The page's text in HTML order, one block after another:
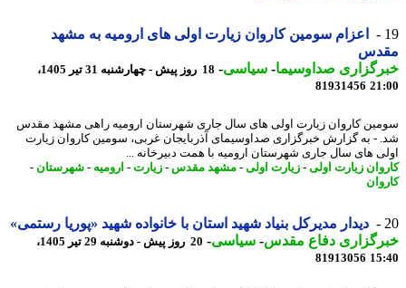
اعزام سومین کاروان زیارت اولی های ارومیه به مشهد
صداوسیما-سیاسی-
18 روز پیش - چهارشنبه 31 تیر 1405،
81931456
کاروان زیارت اولی های سال جاری شهرستان ارومیه راهی مشهد مقدس
- به گزارش خبرگزاری صداوسیمای آذربایجان غربی، سومین کاروان زیارت
های سال جاری شهرستان ارومیه با همت دبیرخانه ...
زیارت اولی -زیارت اولی -مشهد مقدس-زیارت- ارومیه -شهرستان-
دیدار مدیرکل بنیاد شهید استان با خانواده شهید «پوریا رستمی»
دفاع مقدس-سیاسی-
20 روز پیش - دوشنبه 29 تیر 1405،
81913056